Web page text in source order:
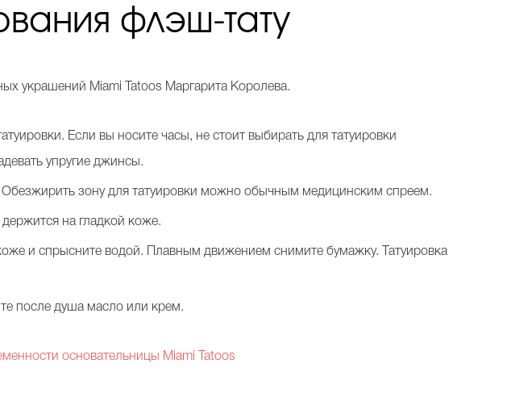
флэш-тату
украшений Miami Tatoos Маргарита Королева.
Если вы носите часы, не стоит выбирать для татуировки
упругие джинсы.
Обезжирить зону для татуировки можно обычным медицинским спреем.
на гладкой коже.
и спрысните водой. Плавным движением снимите бумажку. Татуировка
после душа масло или крем.
основательницы Miami Tatoos